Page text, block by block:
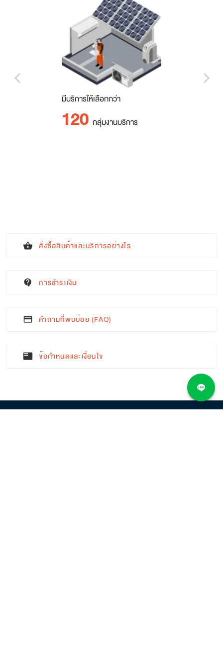
มีบริการให้เลือกกว่า
120 กลุ่มงานบริการ
arrow_back_ios_new arrow_forward_ios
shopping_basket สั่งซื้อสินค้าและบริการอย่างไร
contact_support การชำระเงิน
credit_card คำถามที่พบบ่อย (FAQ)
featured_play_list ข้อกำหนดและเงื่อนไข